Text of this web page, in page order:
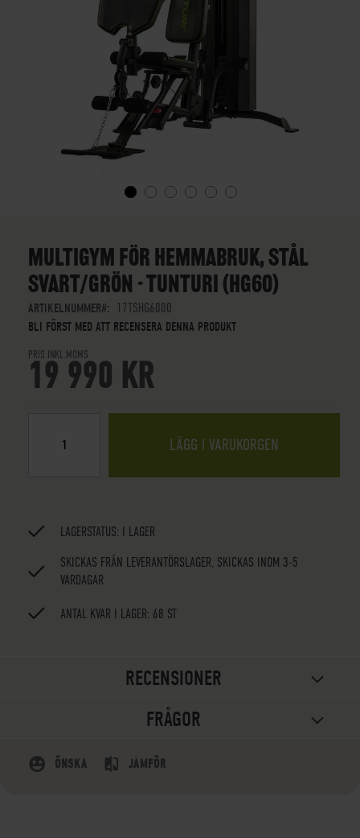
BEGINNING
IMAGES
GALLERY
MULTIGYM FÖR HEMMABRUK, STÅL
SVART/GRÖN - TUNTURI (HG60)
ARTIKELNUMMER
17TSHG6000
BLI FÖRST MED ATT RECENSERA DENNA PRODUKT
PRIS INKL.MOMS
19 990 KR
LÄGG I VARUKORGEN
LAGERSTATUS: I LAGER
SKICKAS FRÅN LEVERANTÖRSLAGER, SKICKAS INOM 3-5
VARDAGAR
ANTAL KVAR I LAGER: 68 ST
RECENSIONER
FRÅGOR
ÖNSKA JÄMFÖR